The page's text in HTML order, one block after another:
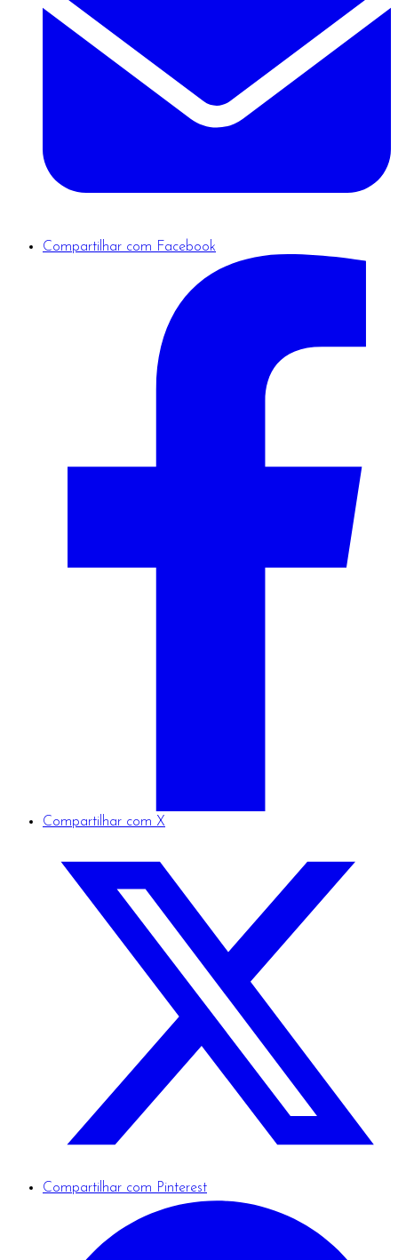
Compartilhar com Facebook
Compartilhar com X
Compartilhar com Pinterest